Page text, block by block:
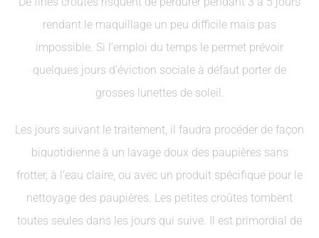
rendant le maquillage un peu difficile mais pas
impossible. Si l’emploi du temps le permet prévoir
quelques jours d’éviction sociale à défaut porter de
grosses lunettes de soleil.
Les jours suivant le traitement, il faudra procéder de façon
biquotidienne à un lavage doux des paupières sans
frotter, à l’eau claire, ou avec un produit spécifique pour le
nettoyage des paupières. Les petites croûtes tombent
toutes seules dans les jours qui suive. Il est primordial de